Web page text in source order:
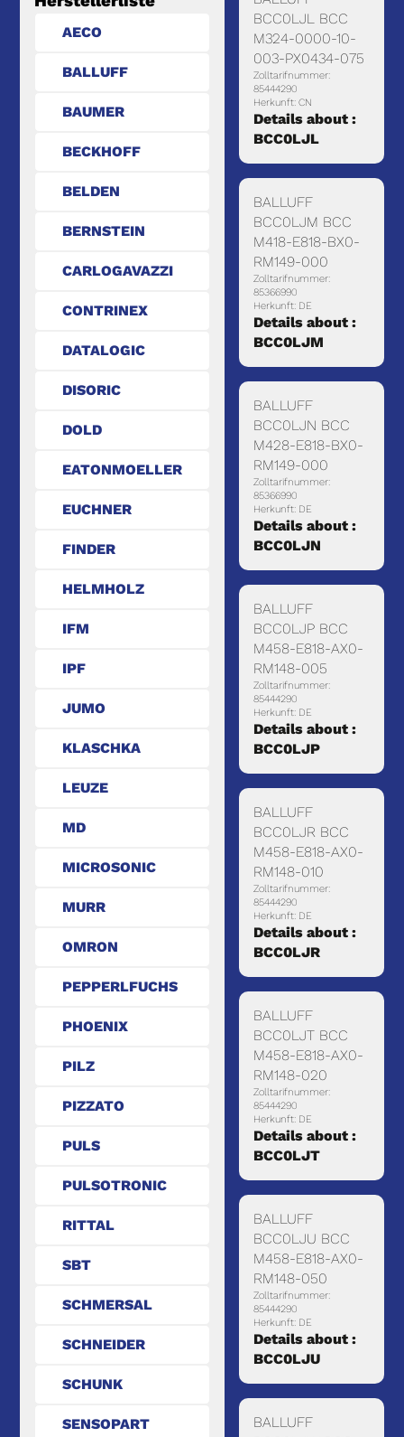
AECO
BALLUFF
BAUMER
BECKHOFF
BELDEN
BERNSTEIN
CARLOGAVAZZI
CONTRINEX
DATALOGIC
DISORIC
DOLD
EATONMOELLER
EUCHNER
FINDER
HELMHOLZ
IFM
IPF
JUMO
KLASCHKA
LEUZE
MD
MICROSONIC
MURR
OMRON
PEPPERLFUCHS
PHOENIX
PILZ
PIZZATO
PULS
PULSOTRONIC
RITTAL
SBT
SCHMERSAL
SCHNEIDER
SCHUNK
SENSOPART
BCC0LJL BCC
M324-0000-10-
003-PX0434-075
Zolltarifnummer:
85444290
Herkunft: CN
Details about :
BCC0LJL
BALLUFF
BCC0LJM BCC
M418-E818-BX0-
RM149-000
Zolltarifnummer:
85366990
Herkunft: DE
Details about :
BCC0LJM
BALLUFF
BCC0LJN BCC
M428-E818-BX0-
RM149-000
Zolltarifnummer:
85366990
Herkunft: DE
Details about :
BCC0LJN
BALLUFF
BCC0LJP BCC
M458-E818-AX0-
RM148-005
Zolltarifnummer:
85444290
Herkunft: DE
Details about :
BCC0LJP
BALLUFF
BCC0LJR BCC
M458-E818-AX0-
RM148-010
Zolltarifnummer:
85444290
Herkunft: DE
Details about :
BCC0LJR
BALLUFF
BCC0LJT BCC
M458-E818-AX0-
RM148-020
Zolltarifnummer:
85444290
Herkunft: DE
Details about :
BCC0LJT
BALLUFF
BCC0LJU BCC
M458-E818-AX0-
RM148-050
Zolltarifnummer:
85444290
Herkunft: DE
Details about :
BCC0LJU
BALLUFF